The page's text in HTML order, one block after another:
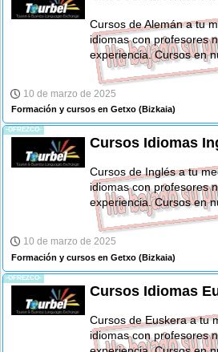
Cursos de Alemán a tu
idiomas con profesores
experiencia. Cursos en
10 de marzo de 2025
Formación y cursos en Getxo (Bizkaia)
-OFREZCO-
Cursos Idiomas
Cursos de Inglés a tu
idiomas con profesores
experiencia. Cursos en
10 de marzo de 2025
Formación y cursos en Getxo (Bizkaia)
-OFREZCO-
Cursos Idiomas
Cursos de Euskera a tu
idiomas con profesores